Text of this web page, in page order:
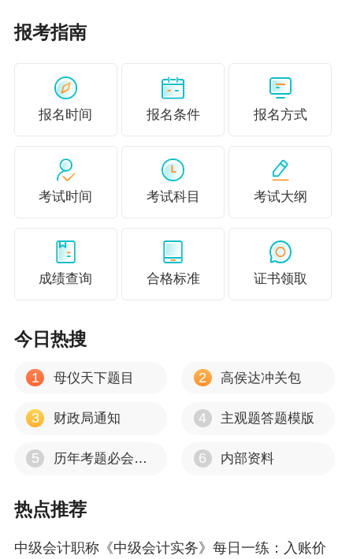
报考指南
报名时间 报名条件 报名方式
考试时间 考试科目 考试大纲
成绩查询 合格标准 证书领取
今日热搜
1 母仪天下题目 2 高侯达冲关包
3 财政局通知 4 主观题答题模版
5 历年考题必会考点 6 内部资料
热点推荐
中级会计职称《中级会计实务》每日一练：入账价